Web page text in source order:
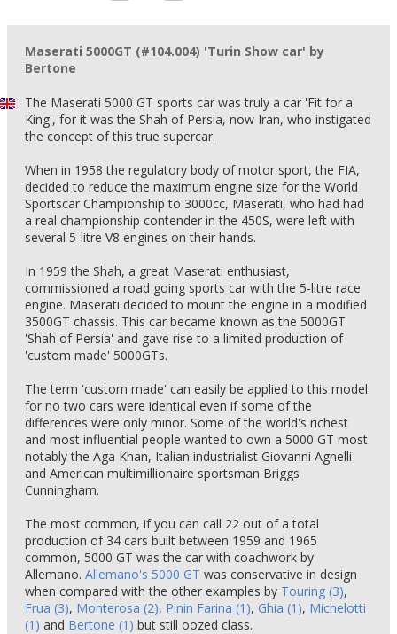
Maserati 5000GT (#104.004) 'Turin Show car' by
Bertone
The Maserati 5000 GT sports car was truly a car 'Fit for a
King', for it was the Shah of Persia, now Iran, who instigated
the concept of this true supercar.
When in 1958 the regulatory body of motor sport, the FIA,
decided to reduce the maximum engine size for the World
Sportscar Championship to 3000cc, Maserati, who had had
a real championship contender in the 450S, were left with
several 5-litre V8 engines on their hands.
In 1959 the Shah, a great Maserati enthusiast,
commissioned a road going sports car with the 5-litre race
engine. Maserati decided to mount the engine in a modified
3500GT chassis. This car became known as the 5000GT
'Shah of Persia' and gave rise to a limited production of
'custom made' 5000GTs.
The term 'custom made' can easily be applied to this model
for no two cars were identical even if some of the
differences were only minor. Some of the world's richest
and most influential people wanted to own a 5000 GT most
notably the Aga Khan, Italian industrialist Giovanni Agnelli
and American multimillionaire sportsman Briggs
Cunningham.
The most common, if you can call 22 out of a total
production of 34 cars built between 1959 and 1965
common, 5000 GT was the car with coachwork by
Allemano. Allemano's 5000 GT was conservative in design
when compared with the other examples by Touring (3),
Frua (3), Monterosa (2), Pinin Farina (1), Ghia (1), Michelotti
(1) and Bertone (1) but still oozed class.